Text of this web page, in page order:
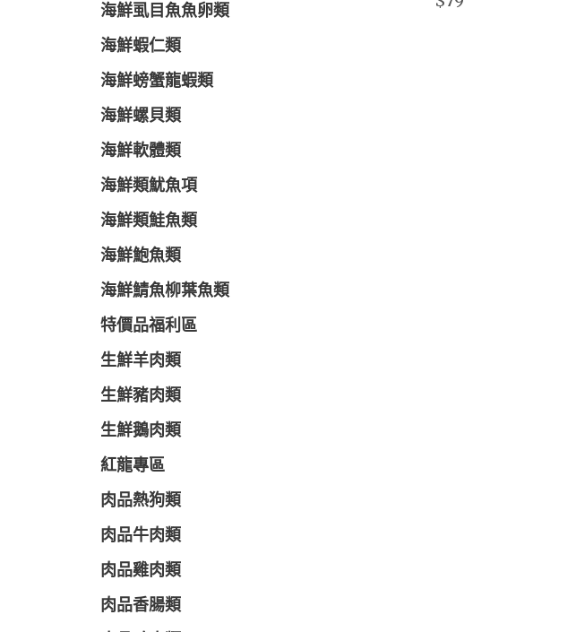
海鮮虱目魚魚卵類
海鮮蝦仁類
海鮮螃蟹龍蝦類
海鮮螺貝類
海鮮軟體類
海鮮類魷魚項
海鮮類鮭魚類
海鮮鮑魚類
海鮮鯖魚柳葉魚類
特價品福利區
生鮮羊肉類
生鮮豬肉類
生鮮鵝肉類
紅龍專區
肉品熱狗類
肉品牛肉類
肉品雞肉類
肉品香腸類